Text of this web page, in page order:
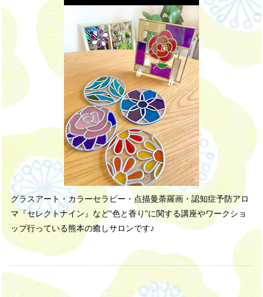
グラスアート・カラーセラピー・点描曼荼羅画・認知症予防アロ
マ『セレクトナイン』など“色と香り”に関する講座やワークショ
ップ行っている熊本の癒しサロンです♪